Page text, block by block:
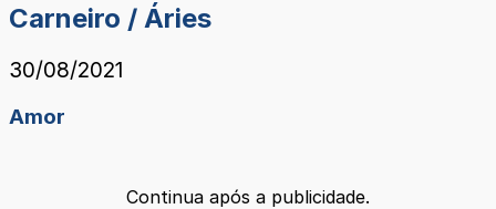
Carneiro / Áries
30/08/2021
Amor
Continua após a publicidade.